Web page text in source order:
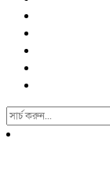
Search
For: